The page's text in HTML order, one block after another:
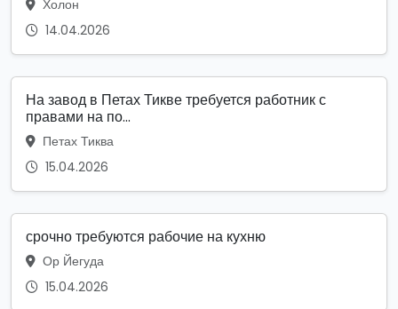
Холон
14.04.2026
На завод в Петах Тикве требуется работник с
правами на по...
Петах Тиква
15.04.2026
срочно требуются рабочие на кухню
Ор Йегуда
15.04.2026